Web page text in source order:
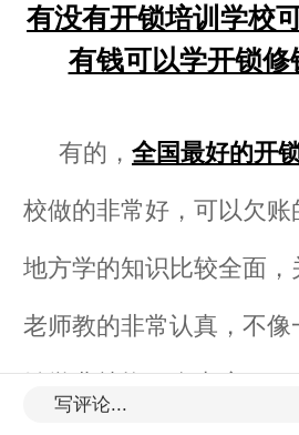
有没有开锁培训学校
有钱可以学开锁修
有的， 全国最好的开
校做的非常好，可以欠
地方学的知识比较全面，
老师教的非常认真，不
锁学费就换了个态度。
写评论...